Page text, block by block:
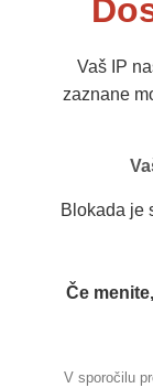
Vaš IP
zaznane
Blokada je
Če
V sporočilu